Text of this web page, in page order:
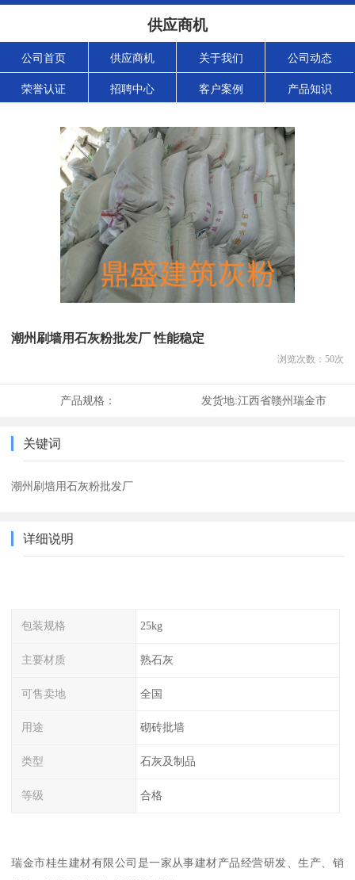
供应商机
公司首页 供应商机 关于我们 公司动态
荣誉认证 招聘中心 客户案例 产品知识
潮州刷墙用石灰粉批发厂 性能稳定
浏览次数： 50次
产品规格： 发货地:江西省赣州瑞金市
关键词
潮州刷墙用石灰粉批发厂
详细说明
包装规格 25kg
主要材质 熟石灰
可售卖地 全国
用途 砌砖批墙
类型 石灰及制品
等级 合格
瑞金市桂生建材有限公司是一家从事建材产品经营研发、生产、销